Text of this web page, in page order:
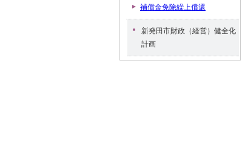
補償金免除繰上償還
新発田市財政（経営）健全化
計画